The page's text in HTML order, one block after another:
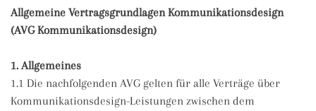
Allgemeine Vertragsgrundlagen Kommunikationsdesign
(AVG Kommunikationsdesign)
1. Allgemeines
1.1 Die nachfolgenden AVG gelten für alle Verträge über
Kommunikationsdesign-Leistungen zwischen dem